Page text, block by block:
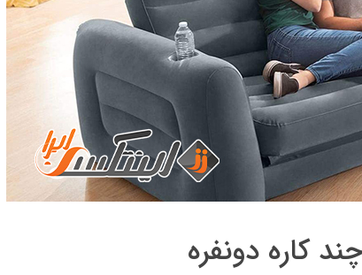
کاره دونفره